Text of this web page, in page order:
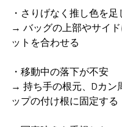
・さりげなく推し色を足
→ バッグの上部やサイ
ットを合わせる
・移動中の落下が不安
→ 持ち手の根元、Dカン
ップの付け根に固定する